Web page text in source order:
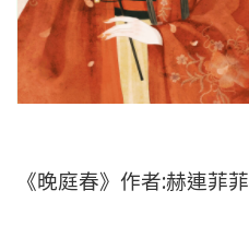
《晚庭春》作者:赫連菲菲